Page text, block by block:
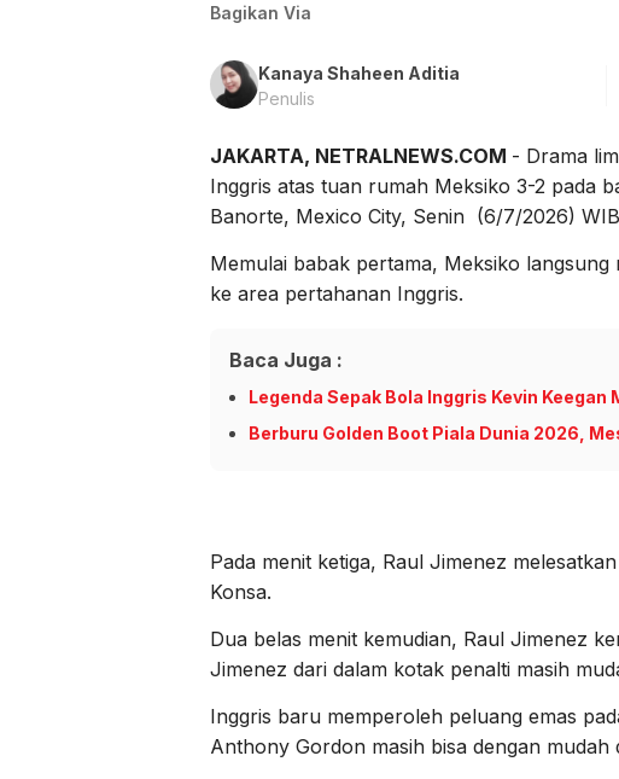
Bagikan Via
Kanaya Shaheen Aditia
Penulis
JAKARTA, NETRALNEWS.COM - Drama
Inggris atas tuan rumah Meksiko 3-2 pada
Banorte, Mexico City, Senin (6/7/2026)
Memulai babak pertama, Meksiko
ke area pertahanan Inggris.
Baca Juga :
Legenda Sepak Bola Inggris Kevin Keegan
Berburu Golden Boot Piala Dunia 2026,
Pada menit ketiga, Raul Jimenez
Konsa.
Dua belas menit kemudian, Raul Jimenez
Jimenez dari dalam kotak penalti masih
Inggris baru memperoleh peluang emas
Anthony Gordon masih bisa dengan mudah